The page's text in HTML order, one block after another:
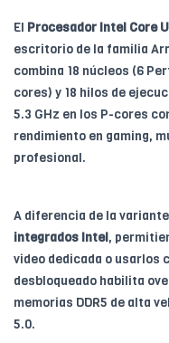
El Procesador Intel Core
escritorio de la familia
combina 18 núcleos (6
cores) y 18 hilos de
5.3 GHz en los P-cores
rendimiento en gaming,
profesional.
A diferencia de la
integrados Intel,
video dedicada o usarlos
desbloqueado habilita
memorias DDR5 de alta
5.0.